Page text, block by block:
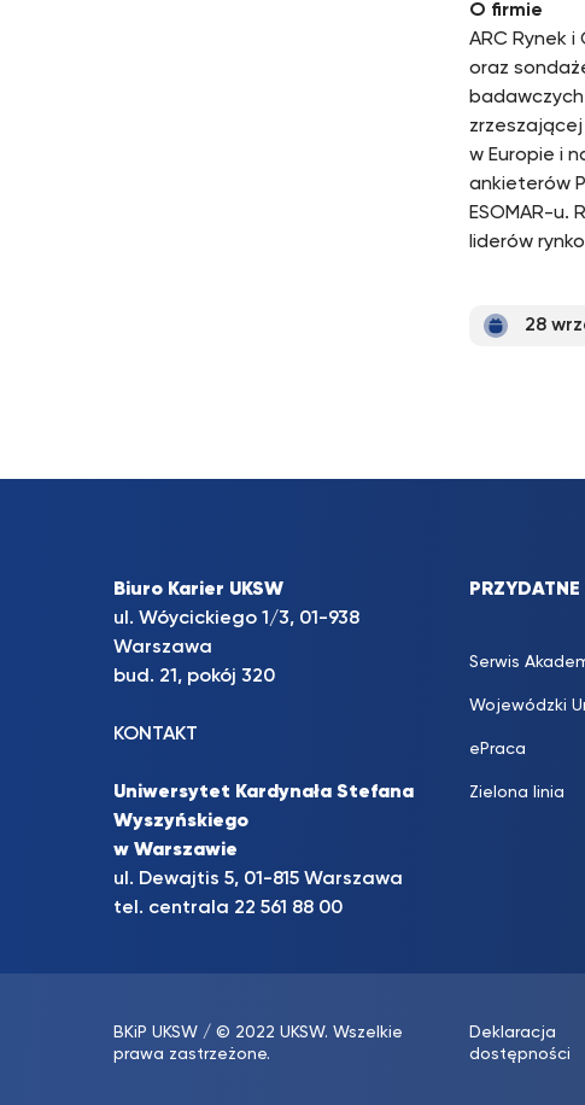
O firmie
ARC Rynek
oraz
badawczych
w Europie i
ankieterów
ESOMAR-u.
liderów
28
Biuro Karier UKSW
ul. Wóycickiego 1/3, 01-938
Warszawa
bud. 21, pokój 320
KONTAKT
Uniwersytet Kardynała Stefana
Wyszyńskiego
w Warszawie
ul. Dewajtis 5, 01-815 Warszawa
tel. centrala 22 561 88 00
PRZYDATNE
Serwis
Wojewódzki
ePraca
Zielona linia
BKiP UKSW / © 2022 UKSW. Wszelkie
prawa zastrzeżone.
Deklaracja
dostępności